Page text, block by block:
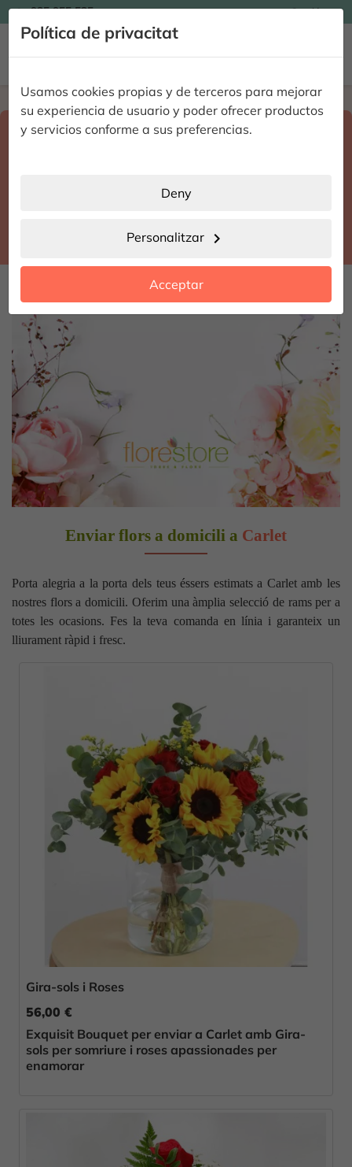
Política de privacitat
Usamos cookies propias y de terceros para mejorar
su experiencia de usuario y poder ofrecer productos
y servicios conforme a sus preferencias.
Deny
Personalitzar chevron_right
Acceptar
935 955 525 Catalán
 
Home Enviar flores a domicilio Valencia
Select destination and delivery date
Enviar flors a domicili a Carlet
Porta alegria a la porta dels teus éssers estimats a Carlet amb les
nostres flors a domicili. Oferim una àmplia selecció de rams per a
totes les ocasions. Fes la teva comanda en línia i garanteix un
lliurament ràpid i fresc.
Gira-sols i Roses
56,00 €
Exquisit Bouquet per enviar a Carlet amb Gira-
sols per somriure i roses apassionades per
enamorar